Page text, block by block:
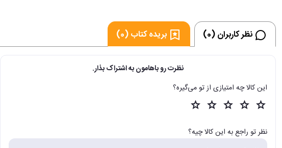
نظر کاربران (0) بریده کتاب (0)
نظرت رو باهامون به اشتراک بذار.
این کالا چه امتیازی از تو می‌گیره؟
نظر تو راجع به این کالا چیه؟